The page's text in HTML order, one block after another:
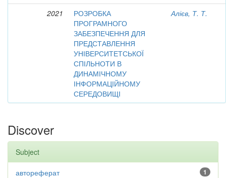
2021
РОЗРОБКА
ПРОГРАМНОГО
ЗАБЕЗПЕЧЕННЯ ДЛЯ
ПРЕДСТАВЛЕННЯ
УНІВЕРСИТЕТСЬКОЇ
СПІЛЬНОТИ В
ДИНАМІЧНОМУ
ІНФОРМАЦІЙНОМУ
СЕРЕДОВИЩІ
Алієв, Т. Т.
Discover
Subject
1
автореферат